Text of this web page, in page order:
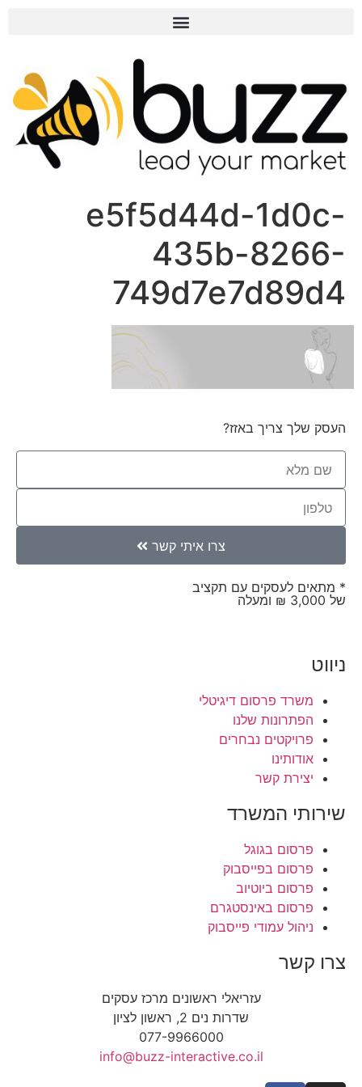
e5f5d44d-1d0c-
435b-8266-
749d7e7d89d4
העסק שלך צריך באזז?
צרו איתי קשר
* מתאים לעסקים עם תקציב
של 3,000 ₪ ומעלה
ניווט
משרד פרסום דיגיטלי
הפתרונות שלנו
פרויקטים נבחרים
אודותינו
יצירת קשר
שירותי המשרד
פרסום בגוגל
פרסום בפייסבוק
פרסום ביוטיוב
פרסום באינסטגרם
ניהול עמודי פייסבוק
צרו קשר
עזריאלי ראשונים מרכז עסקים
שדרות נים 2, ראשון לציון
077-9966000
info@buzz-interactive.co.il